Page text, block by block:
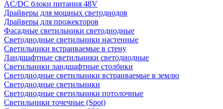
AC/DC блоки питания 48V
Драйверы для мощных светодиодов
Драйверы для прожекторов
Фасадные светильники светодиодные
Светодиодные светильники настенные
Светильники встраиваемые в стену
Ландшафтные светильники светодиодные
Светильники ландшафтные столбики
Светодиодные светильники встраиваемые в землю
Светодиодные светильники
Светодиодные светильники потолочные
Светильники точечные (Spot)